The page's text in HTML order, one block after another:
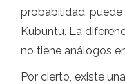
probabilidad,
Kubuntu. La
no tiene análogos
Por cierto, existe